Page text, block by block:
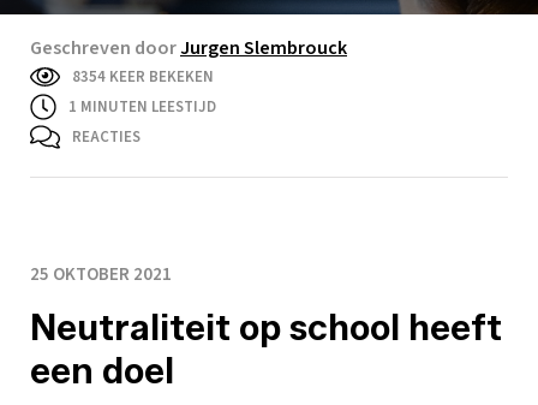
Geschreven doorJurgen Slembrouck
8354 KEER BEKEKEN
1 MINUTEN LEESTIJD
REACTIES
25 OKTOBER 2021
Neutraliteit op school heeft
een doel